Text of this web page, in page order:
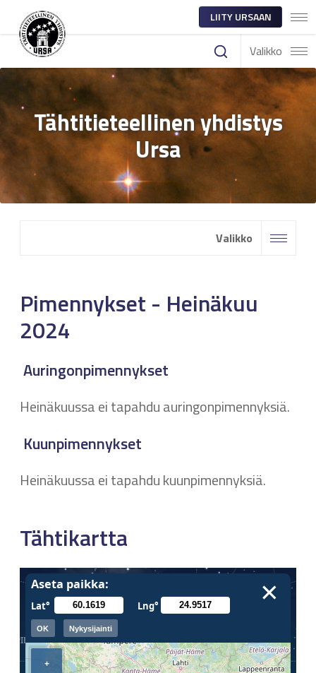
LIITY URSAAN
Valikko
Tähtitieteellinen yhdistys
Ursa
Valikko
Pimennykset - Heinäkuu
2024
Auringonpimennykset
Heinäkuussa ei tapahdu auringonpimennyksiä.
Kuunpimennykset
Heinäkuussa ei tapahdu kuunpimennyksiä.
Tähtikartta